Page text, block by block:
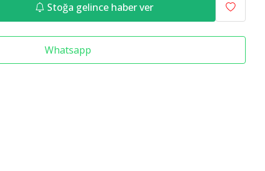
Stoğa gelince haber ver
Whatsapp